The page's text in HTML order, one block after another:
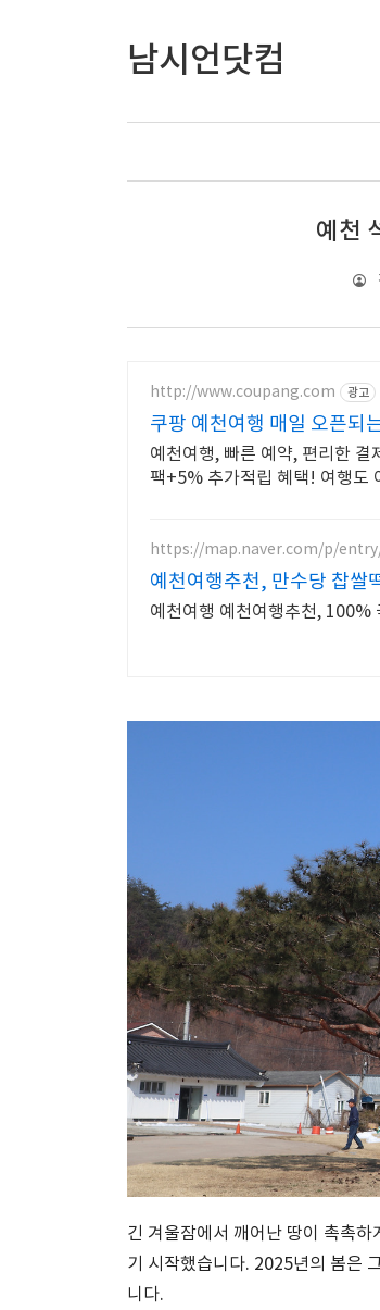
남시언닷컴
예천
http://www.coupang.com 광고
쿠팡 예천여행 매일 오픈되
예천여행, 빠른 예약, 편리한
팩+5% 추가적립 혜택! 여행도
https://map.naver.com/p/
예천여행추천, 만수당 찹쌀
예천여행 예천여행추천, 100%
긴 겨울잠에서 깨어난 땅이 촉촉
기 시작했습니다. 2025년의 봄은
니다.